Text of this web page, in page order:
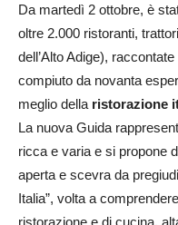
Da martedì 2 ottobre, è
oltre 2.000 ristoranti,
dell’Alto Adige),
compiuto da novanta
meglio della ristorazione
La nuova Guida
ricca e varia e si propone
aperta e scevra da
Italia”, volta a
ristorazione e di cucina,